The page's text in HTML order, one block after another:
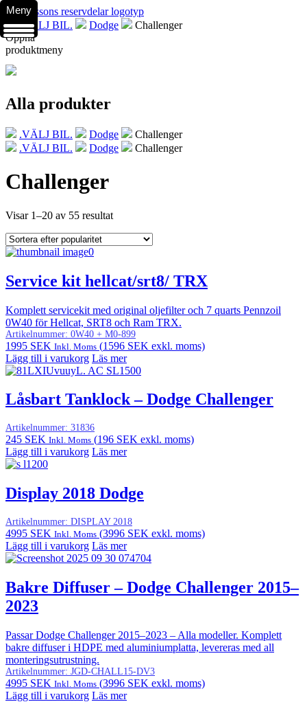
.VÄLJ BIL. Dodge
Challenger
Öppna
produktmeny
Alla produkter
.VÄLJ BIL. Dodge
Challenger
.VÄLJ BIL.
Dodge Challenger
Challenger
Visar 1–20 av 55 resultat
Service kit hellcat/srt8/ TRX
Komplett servicekit med original oljefilter och 7 quarts Pennzoil
0W40 för Hellcat, SRT8 och Ram TRX.
Artikelnummer: 0W40 + M0-899
1995 SEK Inkl. Moms (1596 SEK exkl. moms)
Lägg till i varukorg Läs mer
Låsbart Tanklock – Dodge Challenger
Artikelnummer: 31836
245 SEK Inkl. Moms (196 SEK exkl. moms)
Lägg till i varukorg Läs mer
Display 2018 Dodge
Artikelnummer: DISPLAY 2018
4995 SEK Inkl. Moms (3996 SEK exkl. moms)
Lägg till i varukorg Läs mer
Bakre Diffuser – Dodge Challenger 2015–
2023
Passar Dodge Challenger 2015–2023 – Alla modeller. Komplett
bakre diffuser i HDPE med aluminiumplatta, levereras med all
monteringsutrustning.
Artikelnummer: JGD-CHALL15-DV3
4995 SEK Inkl. Moms (3996 SEK exkl. moms)
Lägg till i varukorg Läs mer
Meny